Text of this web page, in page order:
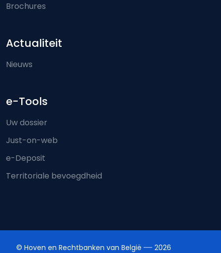
Brochures
Actualiteit
Nieuws
e-Tools
Uw dossier
Just-on-web
e-Deposit
Territoriale bevoegdheid
© Hoven en Rechtbanken van België
2026